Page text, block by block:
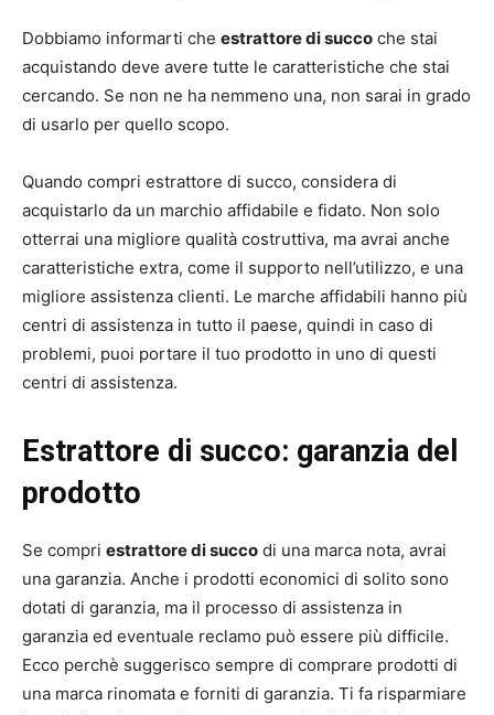
Dobbiamo informarti che estrattore di succo che stai
acquistando deve avere tutte le caratteristiche che stai
cercando. Se non ne ha nemmeno una, non sarai in grado
di usarlo per quello scopo.
Quando compri estrattore di succo, considera di
acquistarlo da un marchio affidabile e fidato. Non solo
otterrai una migliore qualità costruttiva, ma avrai anche
caratteristiche extra, come il supporto nell’utilizzo, e una
migliore assistenza clienti. Le marche affidabili hanno più
centri di assistenza in tutto il paese, quindi in caso di
problemi, puoi portare il tuo prodotto in uno di questi
centri di assistenza.
Estrattore di succo: garanzia del
prodotto
Se compri estrattore di succo di una marca nota, avrai
una garanzia. Anche i prodotti economici di solito sono
dotati di garanzia, ma il processo di assistenza in
garanzia ed eventuale reclamo può essere più difficile.
Ecco perchè suggerisco sempre di comprare prodotti di
una marca rinomata e forniti di garanzia. Ti fa risparmiare